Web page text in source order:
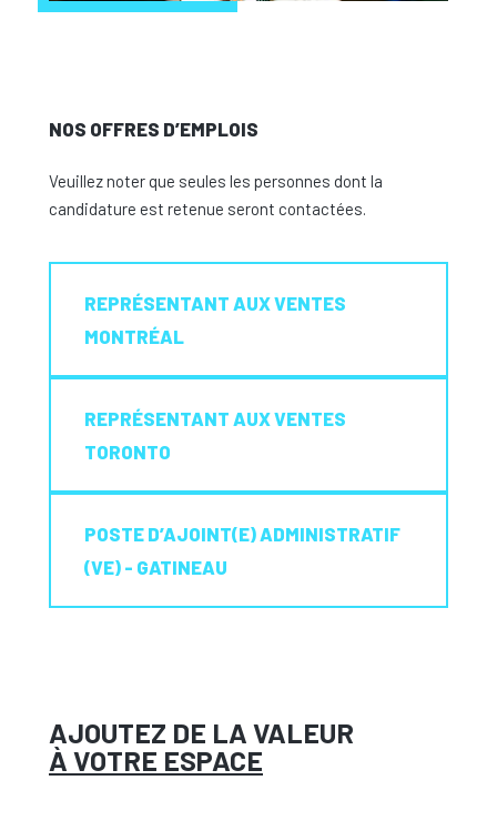
NOS OFFRES D’EMPLOIS
Veuillez noter que seules les personnes dont la
candidature est retenue seront contactées.
REPRÉSENTANT AUX VENTES
MONTRÉAL
REPRÉSENTANT AUX VENTES
TORONTO
POSTE D’AJOINT(E) ADMINISTRATIF
(VE) - GATINEAU
AJOUTEZ DE LA VALEUR
À VOTRE ESPACE